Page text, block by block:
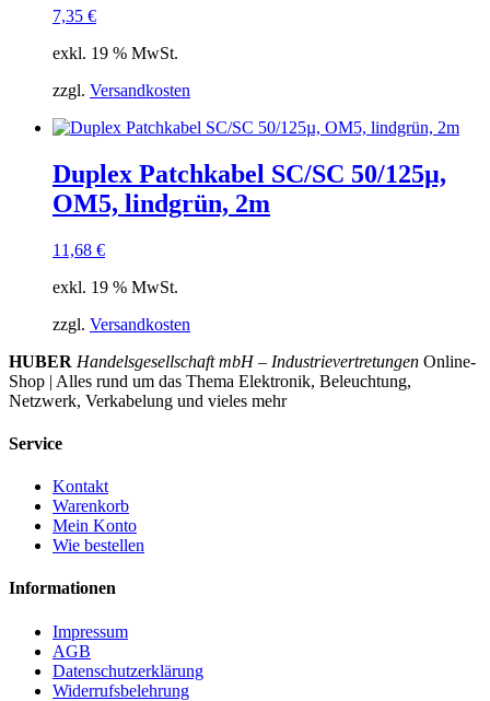
7,35 €
exkl. 19 % MwSt.
zzgl. Versandkosten
Duplex Patchkabel SC/SC 50/125µ,
OM5, lindgrün, 2m
11,68 €
exkl. 19 % MwSt.
zzgl. Versandkosten
HUBER Handelsgesellschaft mbH – Industrievertretungen Online-
Shop | Alles rund um das Thema Elektronik, Beleuchtung,
Netzwerk, Verkabelung und vieles mehr
Service
Kontakt
Warenkorb
Mein Konto
Wie bestellen
Informationen
Impressum
AGB
Datenschutzerklärung
Widerrufsbelehrung